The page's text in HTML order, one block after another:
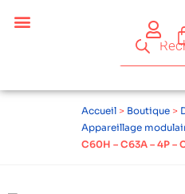
Accueil > Boutique >
Appareillage
C60H – C63A – 4P –